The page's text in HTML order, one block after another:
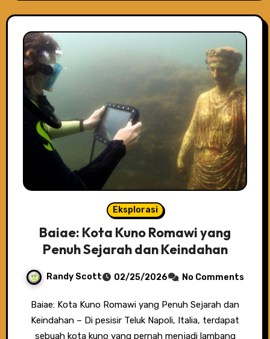
Eksplorasi
Baiae: Kota Kuno Romawi yang
Penuh Sejarah dan Keindahan
Randy Scott 02/25/2026 No Comments
Baiae: Kota Kuno Romawi yang Penuh Sejarah dan
Keindahan – Di pesisir Teluk Napoli, Italia, terdapat
sebuah kota kuno yang pernah menjadi lambang